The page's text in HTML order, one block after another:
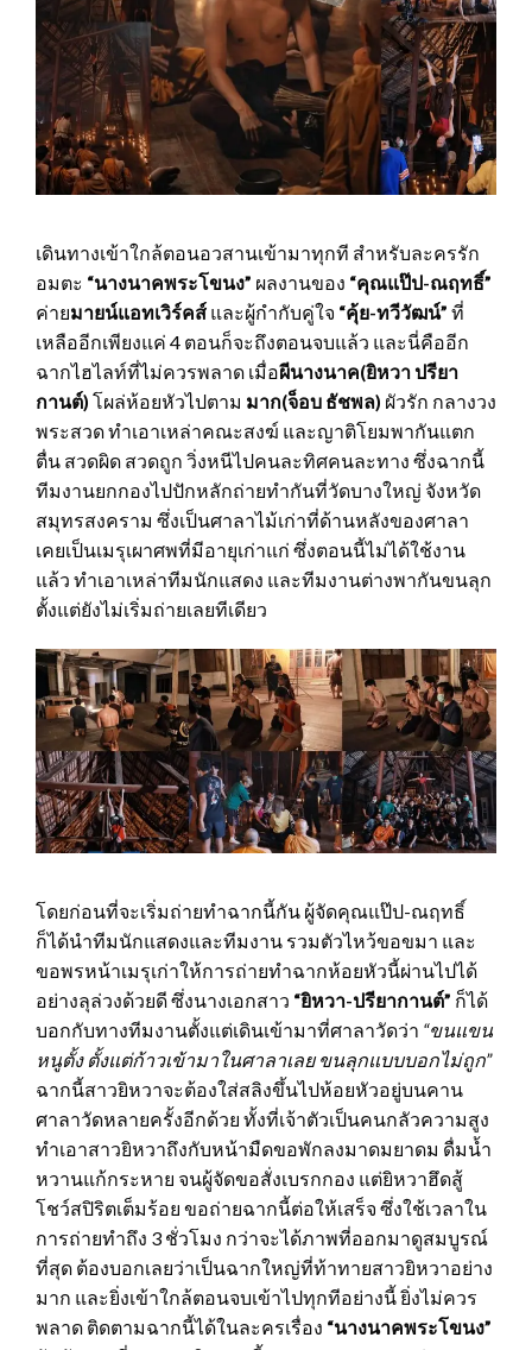
เดินทางเข้าใกล้ตอนอวสานเข้ามาทุกที สำหรับละครรัก
อมตะ “นางนาคพระโขนง” ผลงานของ “คุณแป๊ป-ณฤทธิ์”
ค่ายมายน์แอทเวิร์คส์ และผู้กำกับคู่ใจ “คุ้ย-ทวีวัฒน์” ที่
เหลืออีกเพียงแค่ 4 ตอนก็จะถึงตอนจบแล้ว และนี่คืออีก
ฉากไฮไลท์ที่ไม่ควรพลาด เมื่อผีนางนาค(ยิหวา ปรียา
กานต์) โผล่ห้อยหัวไปตาม มาก(จ็อบ ธัชพล) ผัวรัก กลางวง
พระสวด ทำเอาเหล่าคณะสงฆ์ และญาติโยมพากันแตก
ตื่น สวดผิด สวดถูก วิ่งหนีไปคนละทิศคนละทาง ซึ่งฉากนี้
ทีมงานยกกองไปปักหลักถ่ายทำกันที่วัดบางใหญ่ จังหวัด
สมุทรสงคราม ซึ่งเป็นศาลาไม้เก่าที่ด้านหลังของศาลา
เคยเป็นเมรุเผาศพที่มีอายุเก่าแก่ ซึ่งตอนนี้ไม่ได้ใช้งาน
แล้ว ทำเอาเหล่าทีมนักแสดง และทีมงานต่างพากันขนลุก
ตั้งแต่ยังไม่เริ่มถ่ายเลยทีเดียว
โดยก่อนที่จะเริ่มถ่ายทำฉากนี้กัน ผู้จัดคุณแป๊ป-ณฤทธิ์
ก็ได้นำทีมนักแสดงและทีมงาน รวมตัวไหว้ขอขมา และ
ขอพรหน้าเมรุเก่าให้การถ่ายทำฉากห้อยหัวนี้ผ่านไปได้
อย่างลุล่วงด้วยดี ซึ่งนางเอกสาว “ยิหวา-ปรียากานต์” ก็ได้
บอกกับทางทีมงานตั้งแต่เดินเข้ามาที่ศาลาวัดว่า “ขนแขน
หนูตั้ง ตั้งแต่ก้าวเข้ามาในศาลาเลย ขนลุกแบบบอกไม่ถูก”
ฉากนี้สาวยิหวาจะต้องใส่สลิงขึ้นไปห้อยหัวอยู่บนคาน
ศาลาวัดหลายครั้งอีกด้วย ทั้งที่เจ้าตัวเป็นคนกลัวความสูง
ทำเอาสาวยิหวาถึงกับหน้ามืดขอพักลงมาดมยาดม ดื่มน้ำ
หวานแก้กระหาย จนผู้จัดขอสั่งเบรกกอง แต่ยิหวาฮึดสู้
โชว์สปิริตเต็มร้อย ขอถ่ายฉากนี้ต่อให้เสร็จ ซึ่งใช้เวลาใน
การถ่ายทำถึง 3 ชั่วโมง กว่าจะได้ภาพที่ออกมาดูสมบูรณ์
ที่สุด ต้องบอกเลยว่าเป็นฉากใหญ่ที่ท้าทายสาวยิหวาอย่าง
มาก และยิ่งเข้าใกล้ตอนจบเข้าไปทุกทีอย่างนี้ ยิ่งไม่ควร
พลาด ติดตามฉากนี้ได้ในละครเรื่อง “นางนาคพระโขนง”